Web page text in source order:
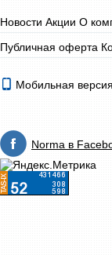
Новости Акции О
Публичная оферта
Мобильная
Norma в